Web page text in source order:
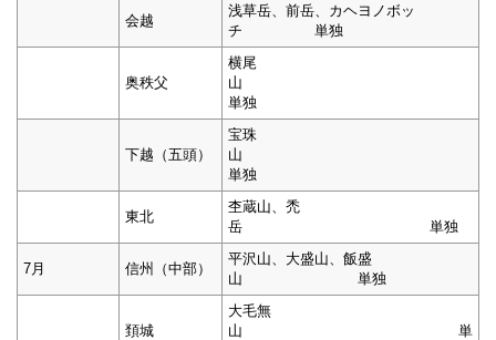
会越
浅草岳、前岳、カヘヨノボッ
チ 単独
奥秩父
横尾
山
単独
下越（五頭）
宝珠
山
単独
東北
杢蔵山、禿
岳 単独
7月 信州（中部）
平沢山、大盛山、飯盛
山 単独
頚城
大毛無
山 単